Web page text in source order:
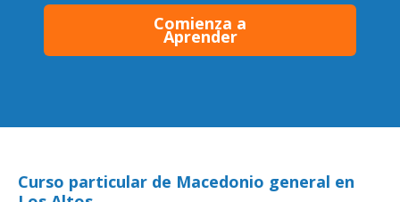
Comienza a
Aprender
Curso particular de Macedonio general en